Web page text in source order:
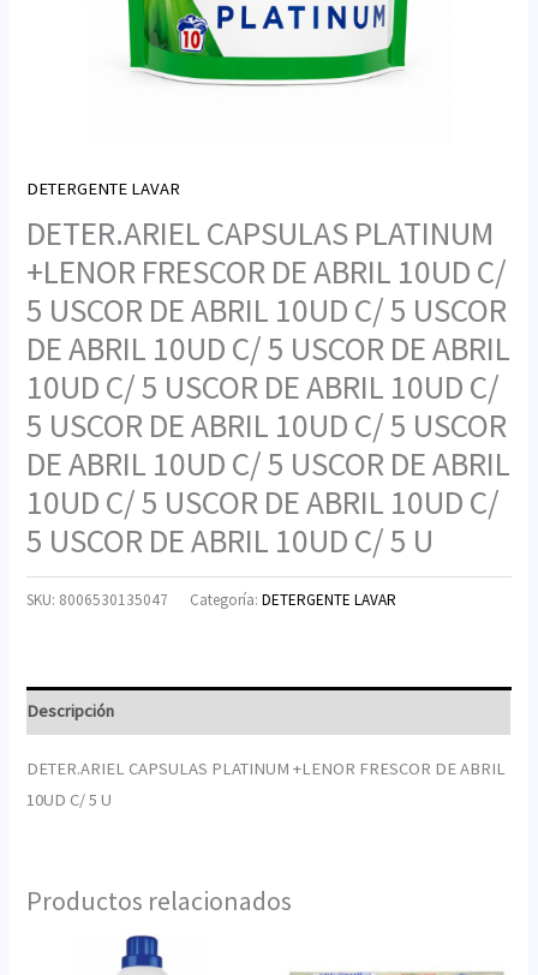
DETERGENTE LAVAR
DETER.ARIEL CAPSULAS PLATINUM
+LENOR FRESCOR DE ABRIL 10UD C/
5 USCOR DE ABRIL 10UD C/ 5 USCOR
DE ABRIL 10UD C/ 5 USCOR DE ABRIL
10UD C/ 5 USCOR DE ABRIL 10UD C/
5 USCOR DE ABRIL 10UD C/ 5 USCOR
DE ABRIL 10UD C/ 5 USCOR DE ABRIL
10UD C/ 5 USCOR DE ABRIL 10UD C/
5 USCOR DE ABRIL 10UD C/ 5 U
SKU: 8006530135047 Categoría:DETERGENTE LAVAR
Descripción
DETER.ARIEL CAPSULAS PLATINUM +LENOR FRESCOR DE ABRIL
10UD C/ 5 U
Productos relacionados